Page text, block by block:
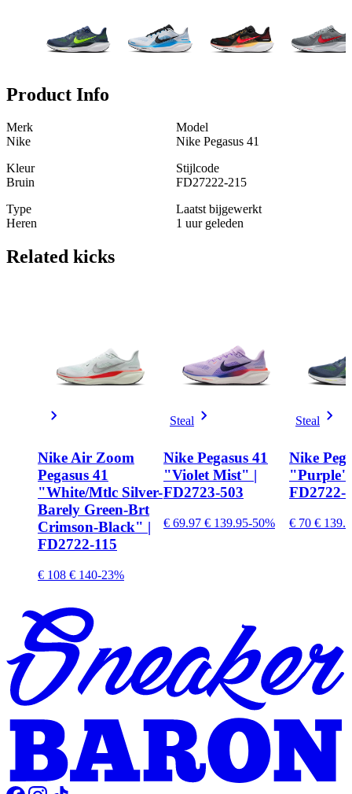
Product Info
Merk
Nike
Model
Nike Pegasus 41
Kleur
Bruin
Stijlcode
FD27222-215
Type
Heren
Laatst bijgewerkt
1 uur geleden
Related kicks
Nike Air Zoom
Pegasus 41
"White/Mtlc Silver-
Barely Green-Brt
Crimson-Black" |
FD2722-115
€ 108 € 140-23%
Steal
Nike Pegasus 41
"Violet Mist" |
FD2723-503
€ 69.97 € 139.95-50%
Steal
Nike
"Purple"
FD2722-
€ 70 €